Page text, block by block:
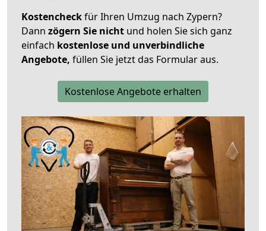
Kostencheckfür Ihren Umzug nach Zypern?
Dann zögern Sie nicht und holen Sie sich ganz
einfach kostenlose und unverbindliche
Angebote, füllen Sie jetzt das Formular aus.
Kostenlose Angebote erhalten